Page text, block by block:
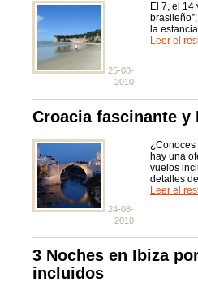
25-08-
2010
El 7, el
la
Leer el
Croacia fascinante y
24-08-
2010
¿Conoces
hay una
vuelos
detalles
Leer el
3 Noches en Ibiza
incluidos